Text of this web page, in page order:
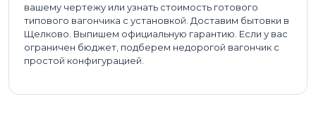
вашему чертежу или узнать стоимость готового
типового вагончика с установкой. Доставим бытовки в
Щелково. Выпишем официальную гарантию. Если у вас
ограничен бюджет, подберем недорогой вагончик с
простой конфигурацией.